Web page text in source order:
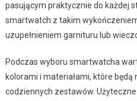
pasującym praktycznie do każdej
smartwatch z takim
uzupełnieniem garnituru lub
Podczas wyboru smartwatcha
kolorami i materiałami, które
codziennych zestawów.